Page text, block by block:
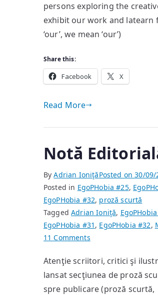
persons exploring the
exhibit our work and latearn
‘our’, we mean ‘our’)
Share this:
Facebook X
Read More
Notă
ByAdrian IoniţăPosted on30/09/
Posted in EgoPHobia #25,
EgoPHobia #32, proză scurtă
TaggedAdrian Ioniţă,
EgoPHobia #31 , EgoPHobia #32,
11 Commentson
Editorială
Atenţie scriitori, critici şi
lansat secţiunea de proză
spre publicare (proză